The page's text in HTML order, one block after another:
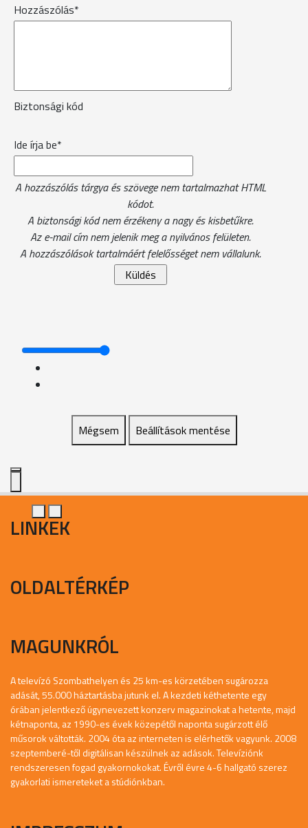
Hozzászólás*
Biztonsági kód
Ide írja be*
A hozzászólás tárgya és szövege nem tartalmazhat HTML
kódot.
A biztonsági kód nem érzékeny a nagy és kisbetűkre.
Az e-mail cím nem jelenik meg a nyilvános felületen.
A hozzászólások tartalmáért felelősséget nem vállalunk.
Mégsem Beállítások mentése
LINKEK
OLDALTÉRKÉP
MAGUNKRÓL
A televízó Szombathelyen és 25 km-es körzetében sugározza
adását, 55.000 háztartásba jutunk el. A kezdeti kéthetente egy
órában jelentkező úgynevezett konzerv magazinokat a hetente, majd
kétnaponta, az 1990-es évek közepétől naponta sugárzott élő
műsorok váltották. 2004 óta az interneten is elérhetők vagyunk. 2008
szeptemberé-től digitálisan készülnek az adások. Televíziónk
rendszeresen fogad gyakornokokat. Évről évre 4-6 hallgató szerez
gyakorlati ismereteket a stúdiónkban.